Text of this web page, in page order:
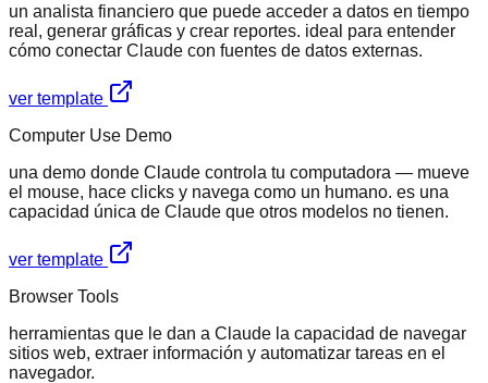
un analista financiero que puede acceder a datos en tiempo
real, generar gráficas y crear reportes. ideal para entender
cómo conectar Claude con fuentes de datos externas.
ver template
Computer Use Demo
una demo donde Claude controla tu computadora — mueve
el mouse, hace clicks y navega como un humano. es una
capacidad única de Claude que otros modelos no tienen.
ver template
Browser Tools
herramientas que le dan a Claude la capacidad de navegar
sitios web, extraer información y automatizar tareas en el
navegador.